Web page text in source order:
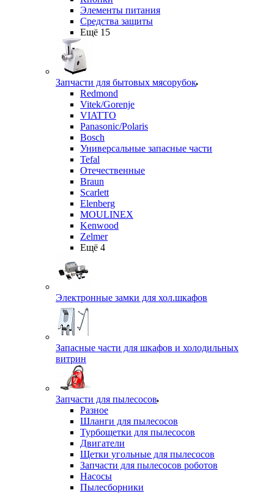
Элементы питания
Средства защиты
Ещё 15
Запчасти для бытовых мясорубок
Redmond
Vitek/Gorenje
VIATTO
Panasonic/Polaris
Bosch
Универсальные запасные части
Tefal
Отечественные
Braun
Scarlett
Elenberg
MOULINEX
Kenwood
Zelmer
Ещё 4
Электронные замки для хол.шкафов
Запасные части для шкафов и холодильных
витрин
Запчасти для пылесосов
Разное
Шланги для пылесосов
Турбощетки для пылесосов
Двигатели
Щетки угольные для пылесосов
Запчасти для пылесосов роботов
Насосы
Пылесборники